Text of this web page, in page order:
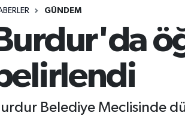
GÜNDEM
Burdur'da
Belediye Meclisinde